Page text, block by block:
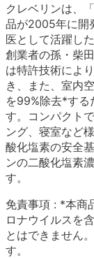
クレベリンは、
品が2005年に開
医として活躍し
創業者の孫・柴
は特許技術によ
き、また、室内
を99%除去*する
す。コンパクト
ング、寝室など
酸化塩素の安全
ンの二酸化塩素
す。
免責事項 : *本商
ロナウイルスを
とはできません
す。